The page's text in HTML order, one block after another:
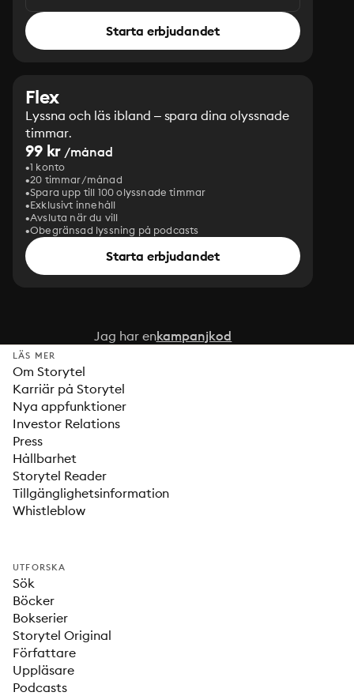
Starta erbjudandet
Flex
Lyssna och läs ibland – spara dina olyssnade
timmar.
99 kr /månad
1 konto
20 timmar/månad
Spara upp till 100 olyssnade timmar
Exklusivt innehåll
Avsluta när du vill
Obegränsad lyssning på podcasts
Starta erbjudandet
Jag har enkampanjkod
LÄS MER
Om Storytel
Karriär på Storytel
Nya appfunktioner
Investor Relations
Press
Hållbarhet
Storytel Reader
Tillgänglighetsinformation
Whistleblow
UTFORSKA
Sök
Böcker
Bokserier
Storytel Original
Författare
Uppläsare
Podcasts